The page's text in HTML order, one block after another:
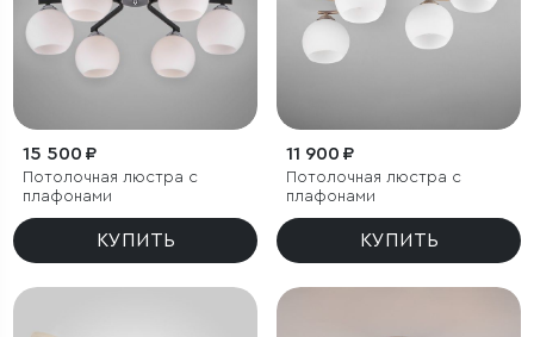
15 500 ₽
Потолочная люстра с
плафонами
КУПИТЬ
11 900 ₽
Потолочная люстра с
плафонами
КУПИТЬ